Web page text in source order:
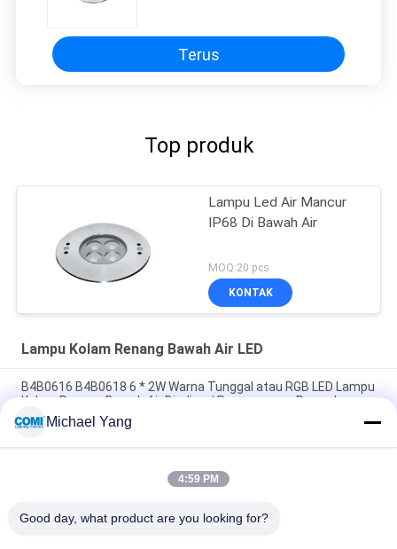
Terus
Top produk
Lampu Led Air Mancur
IP68 Di Bawah Air
MOQ:20 pcs
KONTAK
Lampu Kolam Renang Bawah Air LED
B4B0616 B4B0618 6 * 2W Warna Tunggal atau RGB LED Lampu
Kolam Renang Bawah Air Dinding / Pemasangan Permukaan
dengan Braket
24V DC RGB RGBW DMX512 IP68 SS316L LED Pool Light
C4YB0657 C4YB0618 6 * 2W Lampu Kolam Renang LED, Mudah
Michael Yang
4:59 PM
Good day, what product are you looking for?